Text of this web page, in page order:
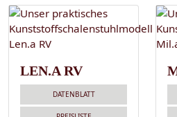
LEN.A RV
DATENBLATT